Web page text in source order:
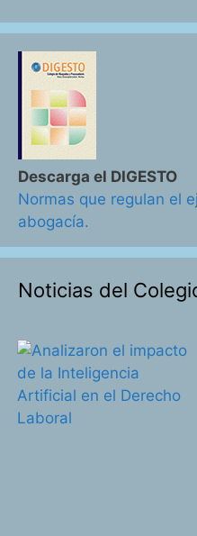
Descarga el DIGESTO
Normas que regulan el
abogacía.
Noticias del